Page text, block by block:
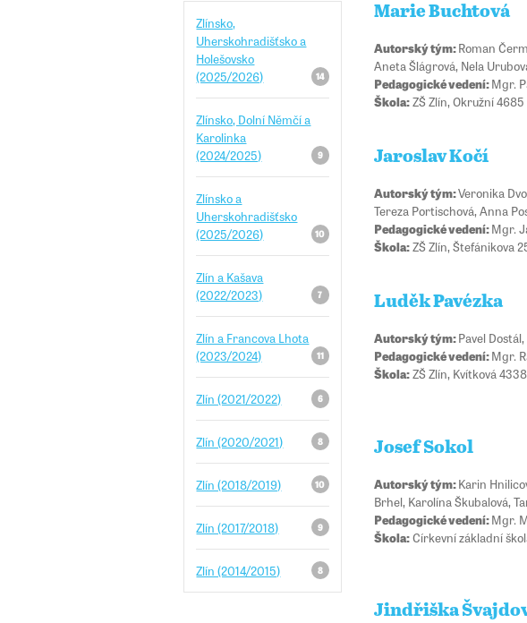
Zlínsko,
Uherskohradišťsko a
Holešovsko
(2025/2026)
14
Zlínsko, Dolní Němčí a
Karolinka
(2024/2025)
9
Zlínsko a
Uherskohradišťsko
(2025/2026)
10
Zlín a Kašava
(2022/2023)
7
Zlín a Francova Lhota
(2023/2024)
11
Zlín (2021/2022) 6
Zlín (2020/2021) 8
Zlín (2018/2019) 10
Zlín (2017/2018) 9
Zlín (2014/2015) 8
Marie Buchtová
Autorský tým:Roman
Aneta Šlágrová, Nela
Pedagogické vedení:Mgr.
Škola:ZŠ Zlín, Okružní 4685
Jaroslav Kočí
Autorský tým:Veronika
Tereza Portischová, Anna
Pedagogické vedení:Mgr.
Škola:ZŠ Zlín, Štefánikova
Luděk Pavézka
Autorský tým:Pavel
Pedagogické vedení:Mgr.
Škola:ZŠ Zlín, Kvítková 4338
Josef Sokol
Autorský tým:Karin
Brhel, Karolína Škubalová,
Pedagogické vedení:Mgr.
Škola:Církevní základní
Jindřiška